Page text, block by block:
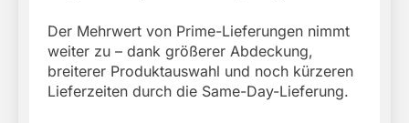
Der Mehrwert von Prime-Lieferungen nimmt
weiter zu – dank größerer Abdeckung,
breiterer Produktauswahl und noch kürzeren
Lieferzeiten durch die Same-Day-Lieferung.